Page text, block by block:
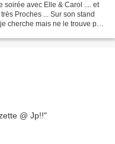
soirée avec Elle & Carol .... et
Proches ... Sur son stand
cherche mais ne le trouve pas